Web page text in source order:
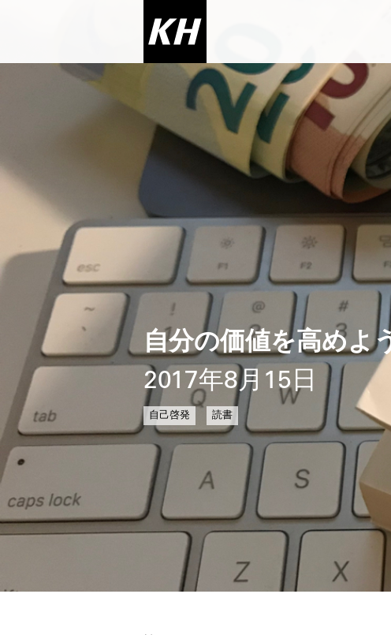
自分の価値を高めよ
2017年8月15日
自己啓発 読書